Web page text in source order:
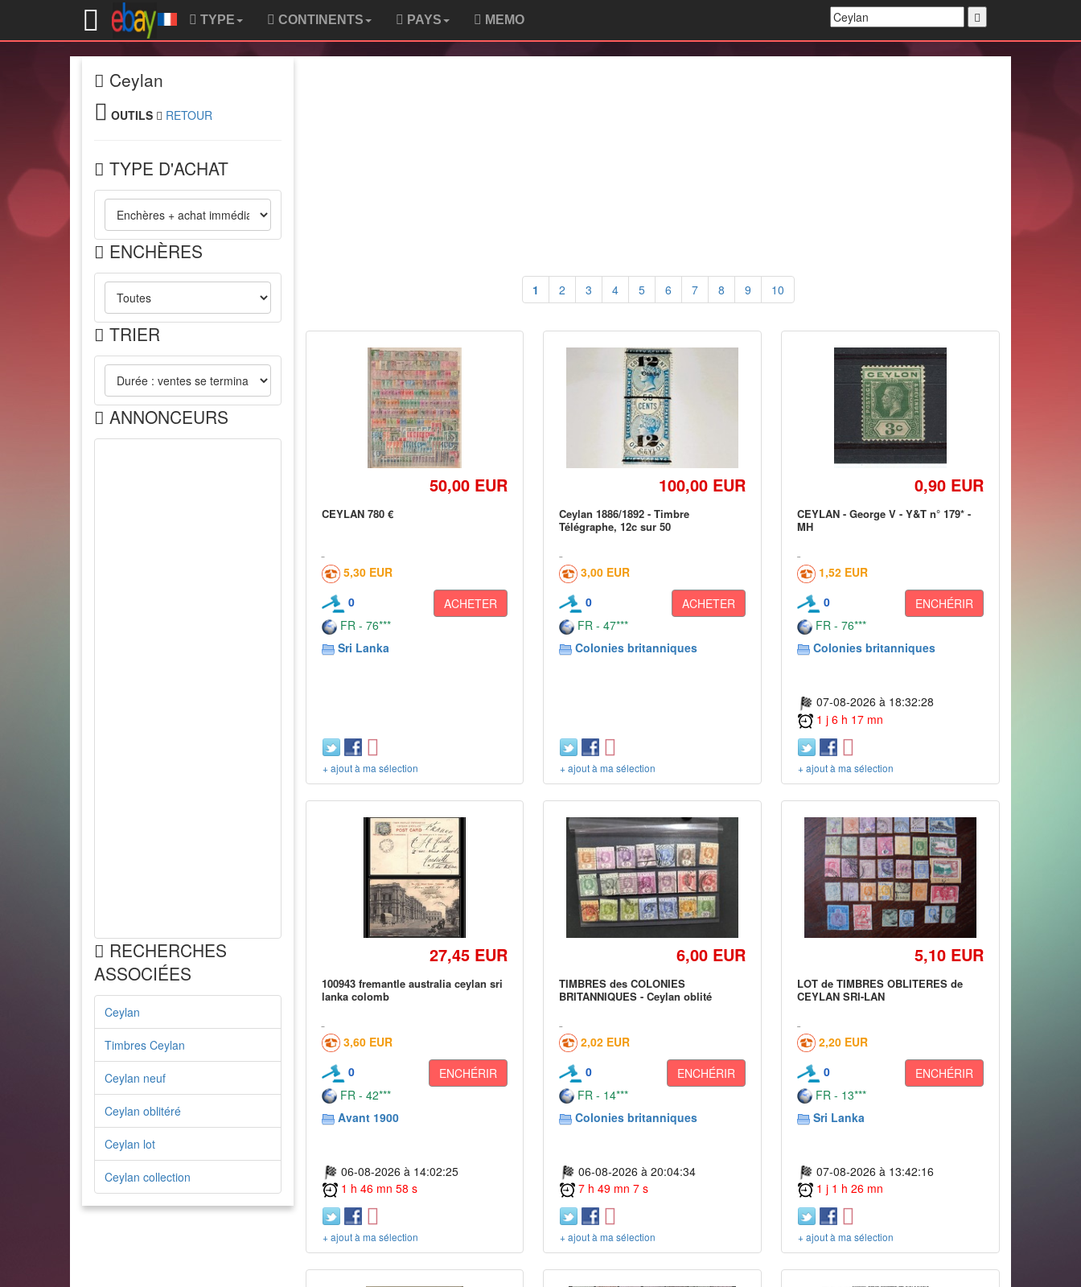
TYPE CONTINENTS PAYS MEMO
Ceylan
OUTILS RETOUR
TYPE D'ACHAT
ENCHÈRES
TRIER
ANNONCEURS
RECHERCHES
ASSOCIÉES
Ceylan
Timbres Ceylan
Ceylan neuf
Ceylan oblitéré
Ceylan lot
Ceylan collection
1 2 3 4 5 6 7 8 9 10
50,00 EUR
CEYLAN 780 €
5,30 EUR
0
ACHETER
FR - 76***
Sri Lanka
+ ajout à ma sélection
100,00 EUR
Ceylan 1886/1892 - Timbre
Télégraphe, 12c sur 50
3,00 EUR
0
ACHETER
FR - 47***
Colonies britanniques
+ ajout à ma sélection
0,90 EUR
CEYLAN - George V - Y&T n° 179* -
MH
1,52 EUR
0
ENCHÉRIR
FR - 76***
Colonies britanniques
07-08-2026 à 18:32:28
1 j 6 h 17 mn
+ ajout à ma sélection
27,45 EUR
100943 fremantle australia ceylan sri
lanka colomb
3,60 EUR
0
ENCHÉRIR
FR - 42***
Avant 1900
06-08-2026 à 14:02:25
1 h 46 mn 58 s
+ ajout à ma sélection
6,00 EUR
TIMBRES des COLONIES
BRITANNIQUES - Ceylan oblité
2,02 EUR
0
ENCHÉRIR
FR - 14***
Colonies britanniques
06-08-2026 à 20:04:34
7 h 49 mn 7 s
+ ajout à ma sélection
5,10 EUR
LOT de TIMBRES OBLITERES de
CEYLAN SRI-LAN
2,20 EUR
0
ENCHÉRIR
FR - 13***
Sri Lanka
07-08-2026 à 13:42:16
1 j 1 h 26 mn
+ ajout à ma sélection